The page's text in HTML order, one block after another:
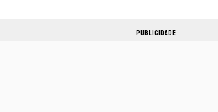
PUBLICIDADE